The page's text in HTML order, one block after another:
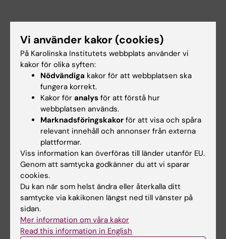
Den teoretiska undervisningen består av
föreläsningar och inlämningsuppgifter i
digitalt format. Studietakten motsvarar 75%
och kursen sträcker sig över två terminer.
Den praktiska/kliniska undervisningen bedrivs
på plats i optikerutbildningens lokaler i Eye
Center of Excellence, Eugeniavägen 12, Solna.
Behörighet
Legitimation som optiker med
kontaktlinsbehörighet.
Anmälan, HT26
Vi använder kakor (cookies)
På Karolinska Institutets webbplats använder vi
kakor för olika syften:
Nödvändiga kakor för att webbplatsen ska
fungera korrekt.
Kakor för analys för att förstå hur
webbplatsen används.
Marknadsföringskakor för att visa och spåra
relevant innehåll och annonser från externa
plattformar.
Viss information kan överföras till länder utanför EU.
Genom att samtycka godkänner du att vi sparar
cookies.
Du kan när som helst ändra eller återkalla ditt
samtycke via kakikonen längst ned till vänster på
sidan.
Mer information om våra kakor
Read this information in English